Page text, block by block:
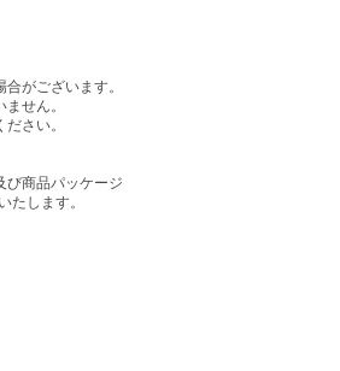
がございます。
せん。
さい。
び商品パッケージ
します。